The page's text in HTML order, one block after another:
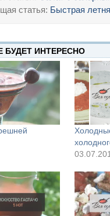
статья: Быстрая
БУДЕТ ИНТЕРЕСНО